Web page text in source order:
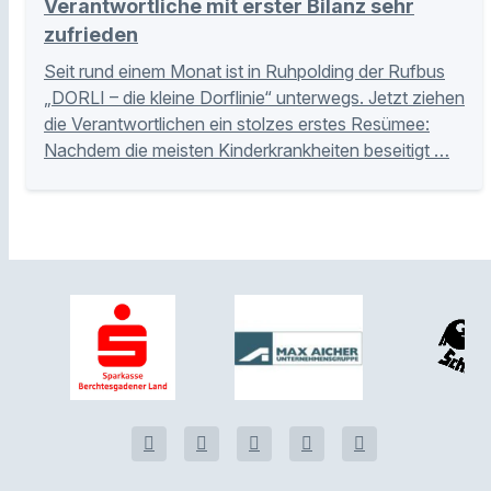
Verantwortliche mit erster Bilanz sehr
zufrieden
Seit rund einem Monat ist in Ruhpolding der Rufbus
„DORLI – die kleine Dorflinie“ unterwegs. Jetzt ziehen
die Verantwortlichen ein stolzes erstes Resümee:
Nachdem die meisten Kinderkrankheiten beseitigt …